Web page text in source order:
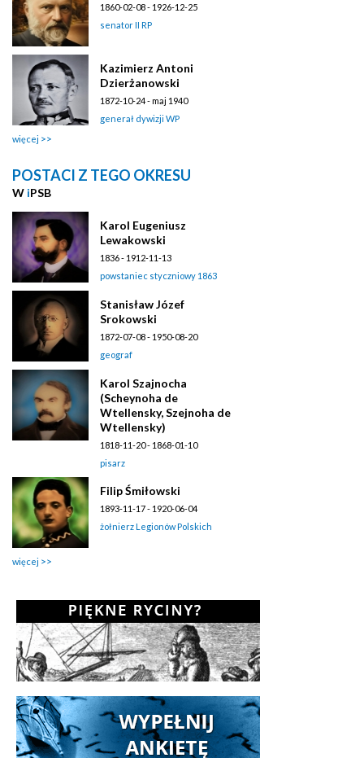
1860-02-08 - 1926-12-25
senator II RP
Kazimierz Antoni
Dzierżanowski
1872-10-24 - maj 1940
generał dywizji WP
więcej
POSTACI Z TEGO OKRESU
W iPSB
Karol Eugeniusz
Lewakowski
1836 - 1912-11-13
powstaniec styczniowy 1863
Stanisław Józef
Srokowski
1872-07-08 - 1950-08-20
geograf
Karol Szajnocha
(Scheynoha de
Wtellensky, Szejnoha de
Wtellensky)
1818-11-20 - 1868-01-10
pisarz
Filip Śmiłowski
1893-11-17 - 1920-06-04
żołnierz Legionów Polskich
więcej